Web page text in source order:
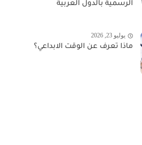
الرسمية بالدول العربية
يوليو 23, 2026
ماذا تعرف عن الوقت الابداعي؟